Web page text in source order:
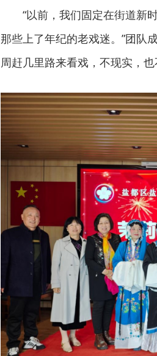
“以前，我们固定在街道新
那些上了年纪的老戏迷。”团队
周赶几里路来看戏，不现实，也